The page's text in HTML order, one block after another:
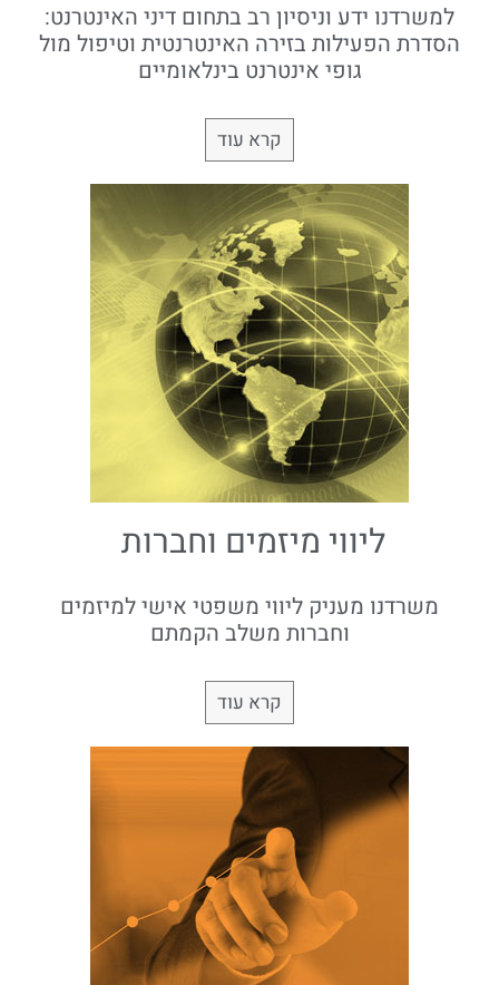
ליווי מיזמים וחברות
משרדנו מעניק ליווי משפטי אישי למיזמים
וחברות משלב הקמתם
קרא עוד
למשרדנו ידע וניסיון רב בתחום דיני האינטרנט:
הסדרת הפעילות בזירה האינטרנטית וטיפול מול
גופי אינטרנט בינלאומיים
קרא עוד